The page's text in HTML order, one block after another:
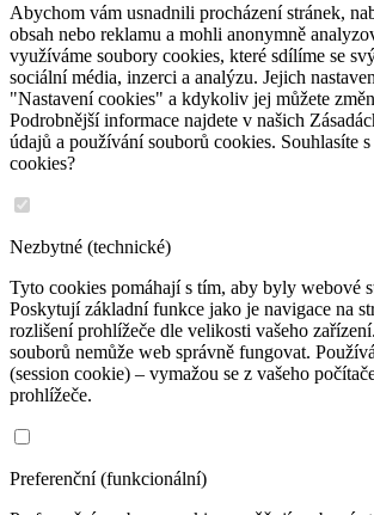
Abychom vám usnadnili procházení stránek,
obsah nebo reklamu a mohli anonymně
využíváme soubory cookies, které sdílíme se
sociální média, inzerci a analýzu. Jejich
"Nastavení cookies" a kdykoliv jej můžete
Podrobnější informace najdete v našich
údajů a používání souborů cookies. Souhlasíte
cookies?
Nezbytné (technické)
Tyto cookies pomáhají s tím, aby byly webové
Poskytují základní funkce jako je navigace na
rozlišení prohlížeče dle velikosti vašeho
souborů nemůže web správně fungovat.
(session cookie) – vymažou se z vašeho
prohlížeče.
Preferenční (funkcionální)